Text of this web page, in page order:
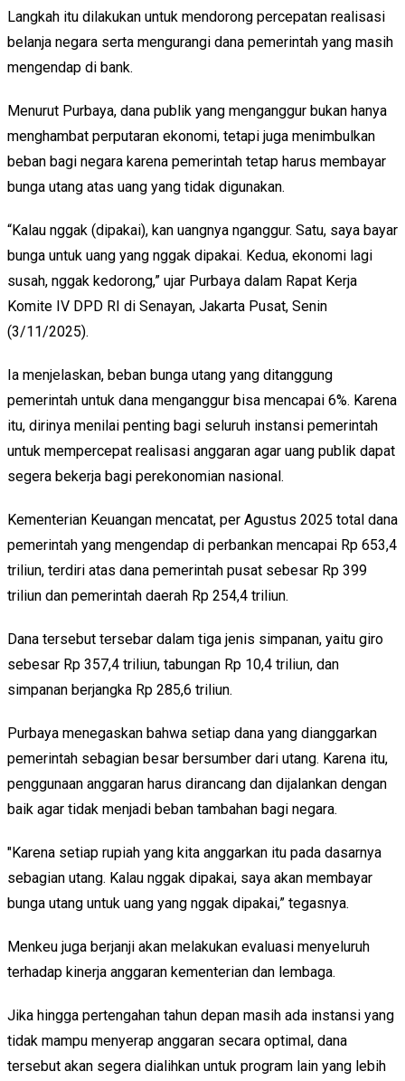
Langkah itu dilakukan untuk mendorong percepatan realisasi
belanja negara serta mengurangi dana pemerintah yang masih
mengendap di bank.
Menurut Purbaya, dana publik yang menganggur bukan hanya
menghambat perputaran ekonomi, tetapi juga menimbulkan
beban bagi negara karena pemerintah tetap harus membayar
bunga utang atas uang yang tidak digunakan.
“Kalau nggak (dipakai), kan uangnya nganggur. Satu, saya bayar
bunga untuk uang yang nggak dipakai. Kedua, ekonomi lagi
susah, nggak kedorong,” ujar Purbaya dalam Rapat Kerja
Komite IV DPD RI di Senayan, Jakarta Pusat, Senin
(3/11/2025).
Ia menjelaskan, beban bunga utang yang ditanggung
pemerintah untuk dana menganggur bisa mencapai 6%. Karena
itu, dirinya menilai penting bagi seluruh instansi pemerintah
untuk mempercepat realisasi anggaran agar uang publik dapat
segera bekerja bagi perekonomian nasional.
Kementerian Keuangan mencatat, per Agustus 2025 total dana
pemerintah yang mengendap di perbankan mencapai Rp 653,4
triliun, terdiri atas dana pemerintah pusat sebesar Rp 399
triliun dan pemerintah daerah Rp 254,4 triliun.
Dana tersebut tersebar dalam tiga jenis simpanan, yaitu giro
sebesar Rp 357,4 triliun, tabungan Rp 10,4 triliun, dan
simpanan berjangka Rp 285,6 triliun.
Purbaya menegaskan bahwa setiap dana yang dianggarkan
pemerintah sebagian besar bersumber dari utang. Karena itu,
penggunaan anggaran harus dirancang dan dijalankan dengan
baik agar tidak menjadi beban tambahan bagi negara.
"Karena setiap rupiah yang kita anggarkan itu pada dasarnya
sebagian utang. Kalau nggak dipakai, saya akan membayar
bunga utang untuk uang yang nggak dipakai,” tegasnya.
Menkeu juga berjanji akan melakukan evaluasi menyeluruh
terhadap kinerja anggaran kementerian dan lembaga.
Jika hingga pertengahan tahun depan masih ada instansi yang
tidak mampu menyerap anggaran secara optimal, dana
tersebut akan segera dialihkan untuk program lain yang lebih